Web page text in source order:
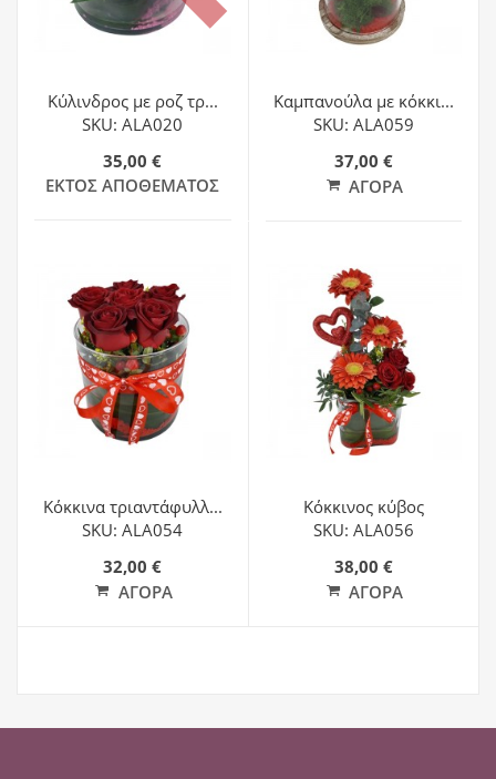
Κύλινδρος με ροζ τρ...
SKU: ALA020
35,00 €
ΕΚΤΌΣ ΑΠΟΘΈΜΑΤΟΣ
Καμπανούλα με κόκκι...
SKU: ALA059
37,00 €
ΑΓΟΡΆ
Κόκκινα τριαντάφυλλ...
SKU: ALA054
32,00 €
ΑΓΟΡΆ
Κόκκινος κύβος
SKU: ALA056
38,00 €
ΑΓΟΡΆ